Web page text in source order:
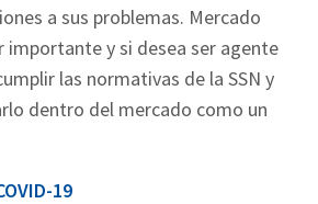
a sus problemas. Mercado
importante y si desea ser agente
las normativas de la SSN y
dentro del mercado como un
19